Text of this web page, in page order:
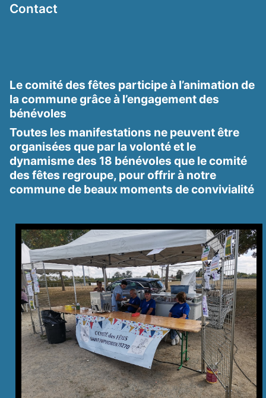
Contact
Le comité des fêtes participe à l’animation de
la commune grâce à l’engagement des
bénévoles
Toutes les manifestations ne peuvent être
organisées que par la volonté et le
dynamisme des 18 bénévoles que le comité
des fêtes regroupe, pour offrir à notre
commune de beaux moments de convivialité